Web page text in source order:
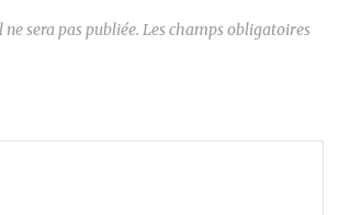
sera pas publiée. Les champs obligatoires